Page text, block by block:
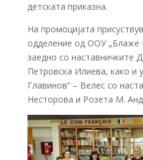
детската приказна.
На промоцијата
одделение од ООУ „Блаже
заедно со наставничките
Петровска Илиева, како и
Главинов“ – Велес со
Несторова и Розета М.